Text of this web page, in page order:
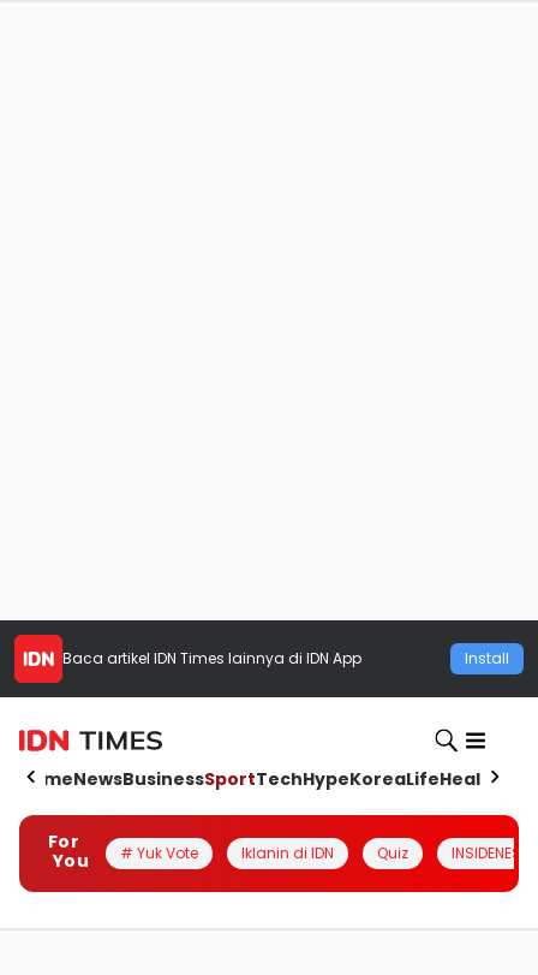
Baca artikel IDN Times lainnya di IDN App Install
HomeNewsBusinessSportTechHypeKoreaLifeHealth
For
You
# Yuk Vote Iklanin di IDN Quiz INSIDENESIA